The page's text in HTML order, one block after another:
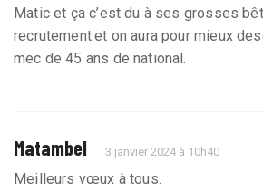
Matic et ça c’est du à ses grosses
recrutement.et on aura pour mieux
mec de 45 ans de national.
Matambel 3 janvier 2024 à 10h40
Meilleurs vœux à tous.